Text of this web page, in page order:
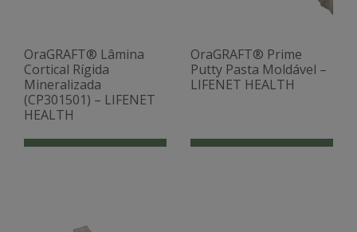
OraGRAFT® Lâmina
Cortical Rígida
Mineralizada
(CP301501) – LIFENET
HEALTH
OraGRAFT® Prime
Putty Pasta Moldável –
LIFENET HEALTH